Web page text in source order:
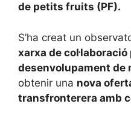
de petits fruits (PF).
S’ha creat un
xarxa de col·laboració
desenvolupament de
obtenir una nova
transfronterera amb